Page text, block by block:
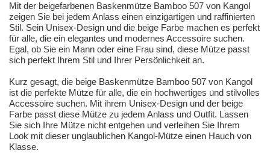
Mit der beigefarbenen Baskenmütze Bamboo 507 von Kangol
zeigen Sie bei jedem Anlass einen einzigartigen und raffinierten
Stil. Sein Unisex-Design und die beige Farbe machen es perfekt
für alle, die ein elegantes und modernes Accessoire suchen.
Egal, ob Sie ein Mann oder eine Frau sind, diese Mütze passt
sich perfekt Ihrem Stil und Ihrer Persönlichkeit an.
Kurz gesagt, die beige Baskenmütze Bamboo 507 von Kangol
ist die perfekte Mütze für alle, die ein hochwertiges und stilvolles
Accessoire suchen. Mit ihrem Unisex-Design und der beige
Farbe passt diese Mütze zu jedem Anlass und Outfit. Lassen
Sie sich Ihre Mütze nicht entgehen und verleihen Sie Ihrem
Look mit dieser unglaublichen Kangol-Mütze einen Hauch von
Klasse.